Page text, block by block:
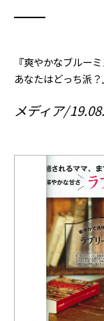
『爽やかなブルー
あなたはどっち派
メディア